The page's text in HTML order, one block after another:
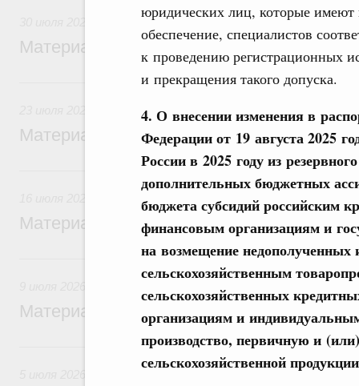
юридических лиц, которые имеют
обеспечение, специалистов
к проведению регистрационных
и прекращения такого допуска.
4. О внесении изменения в
Федерации от 19 августа 2025
России в 2025 году из
дополнительных бюджетных
бюджета субсидий российским
финансовым организациям и
на возмещение
сельскохозяйственным
сельскохозяйственных
организациям и
производство, первичную и
сельскохозяйственной
Материалы к заседанию Правительства
23 июля, четверг
Материалы к заседанию Правительства
16 июля, четверг
Материалы к заседанию Правительства
9 июля, четверг
Материалы к заседанию Правительства
5 июля, воскресенье